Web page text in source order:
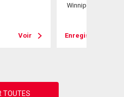
Voir
Winnipeg, MB
Enregistrer